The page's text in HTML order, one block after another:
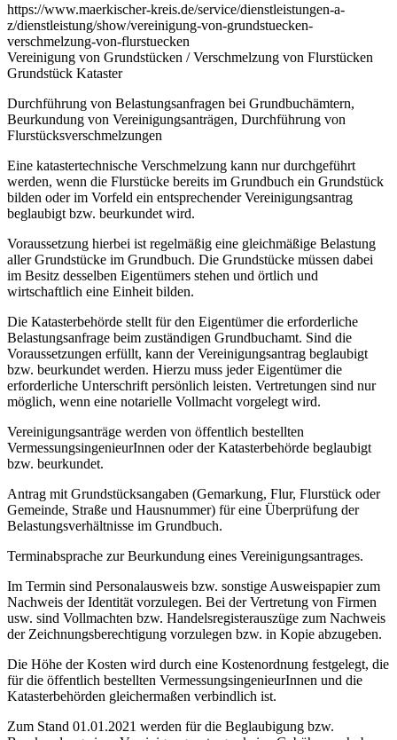
https://www.maerkischer-kreis.de/service/dienstleistungen-a-
z/dienstleistung/show/vereinigung-von-grundstuecken-
verschmelzung-von-flurstuecken
Vereinigung von Grundstücken / Verschmelzung von Flurstücken
Grundstück Kataster
Durchführung von Belastungsanfragen bei Grundbuchämtern,
Beurkundung von Vereinigungsanträgen, Durchführung von
Flurstücksverschmelzungen
Eine katastertechnische Verschmelzung kann nur durchgeführt
werden, wenn die Flurstücke bereits im Grundbuch ein Grundstück
bilden oder im Vorfeld ein entsprechender Vereinigungsantrag
beglaubigt bzw. beurkundet wird.
Voraussetzung hierbei ist regelmäßig eine gleichmäßige Belastung
aller Grundstücke im Grundbuch. Die Grundstücke müssen dabei
im Besitz desselben Eigentümers stehen und örtlich und
wirtschaftlich eine Einheit bilden.
Die Katasterbehörde stellt für den Eigentümer die erforderliche
Belastungsanfrage beim zuständigen Grundbuchamt. Sind die
Voraussetzungen erfüllt, kann der Vereinigungsantrag beglaubigt
bzw. beurkundet werden. Hierzu muss jeder Eigentümer die
erforderliche Unterschrift persönlich leisten. Vertretungen sind nur
möglich, wenn eine notarielle Vollmacht vorgelegt wird.
Vereinigungsanträge werden von öffentlich bestellten
VermessungsingenieurInnen oder der Katasterbehörde beglaubigt
bzw. beurkundet.
Antrag mit Grundstücksangaben (Gemarkung, Flur, Flurstück oder
Gemeinde, Straße und Hausnummer) für eine Überprüfung der
Belastungsverhältnisse im Grundbuch.
Terminabsprache zur Beurkundung eines Vereinigungsantrages.
Im Termin sind Personalausweis bzw. sonstige Ausweispapier zum
Nachweis der Identität vorzulegen. Bei der Vertretung von Firmen
usw. sind Vollmachten bzw. Handelsregisterauszüge zum Nachweis
der Zeichnungsberechtigung vorzulegen bzw. in Kopie abzugeben.
Die Höhe der Kosten wird durch eine Kostenordnung festgelegt, die
für die öffentlich bestellten VermessungsingenieurInnen und die
Katasterbehörden gleichermaßen verbindlich ist.
Zum Stand 01.01.2021 werden für die Beglaubigung bzw.